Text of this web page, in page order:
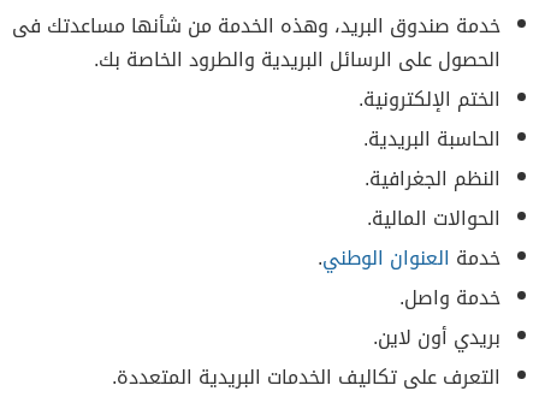
خدمة صندوق البريد، وهذه الخدمة من شأنها مساعدتك فى
الحصول على الرسائل البريدية والطرود الخاصة بك.
الختم الإلكترونية.
الحاسبة البريدية.
النظم الجغرافية.
الحوالات المالية.
خدمة العنوان الوطني.
خدمة واصل.
بريدي أون لاين.
التعرف على تكاليف الخدمات البريدية المتعددة.